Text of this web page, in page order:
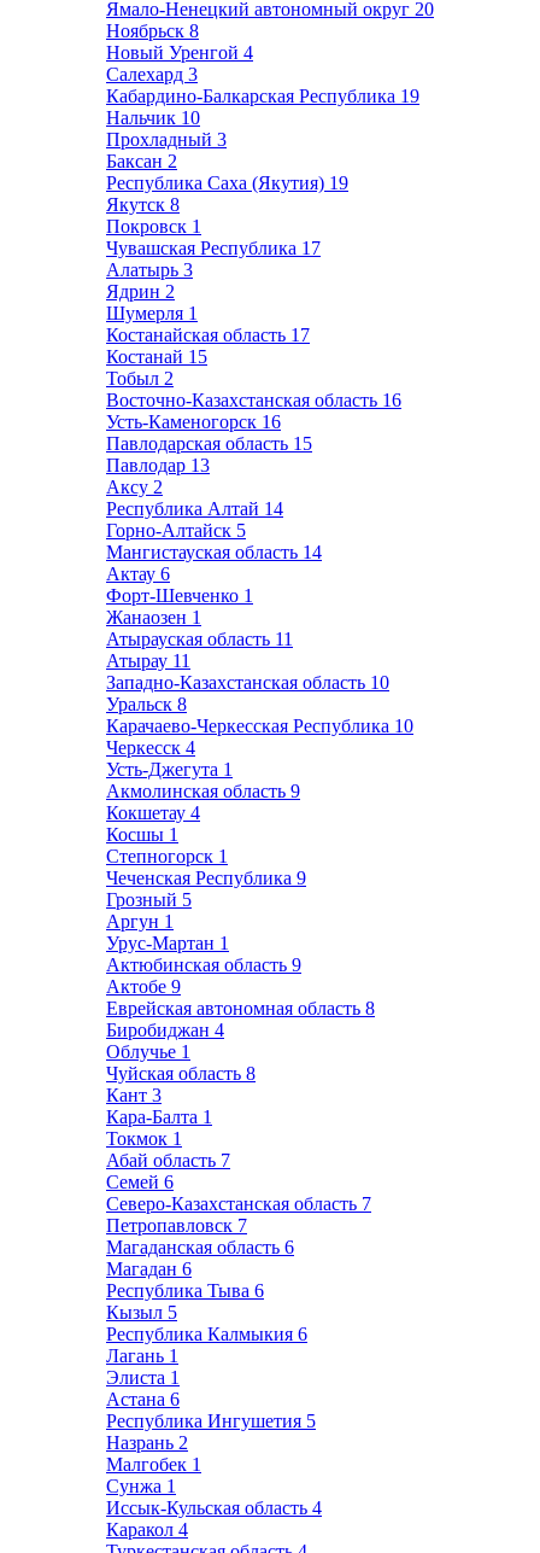
Ямало-Ненецкий автономный округ 20
Ноябрьск 8
Новый Уренгой 4
Салехард 3
Кабардино-Балкарская Республика 19
Нальчик 10
Прохладный 3
Баксан 2
Республика Саха (Якутия) 19
Якутск 8
Покровск 1
Чувашская Республика 17
Алатырь 3
Ядрин 2
Шумерля 1
Костанайская область 17
Костанай 15
Тобыл 2
Восточно-Казахстанская область 16
Усть-Каменогорск 16
Павлодарская область 15
Павлодар 13
Аксу 2
Республика Алтай 14
Горно-Алтайск 5
Мангистауская область 14
Актау 6
Форт-Шевченко 1
Жанаозен 1
Атырауская область 11
Атырау 11
Западно-Казахстанская область 10
Уральск 8
Карачаево-Черкесская Республика 10
Черкесск 4
Усть-Джегута 1
Акмолинская область 9
Кокшетау 4
Косшы 1
Степногорск 1
Чеченская Республика 9
Грозный 5
Аргун 1
Урус-Мартан 1
Актюбинская область 9
Актобе 9
Еврейская автономная область 8
Биробиджан 4
Облучье 1
Чуйская область 8
Кант 3
Кара-Балта 1
Токмок 1
Абай область 7
Семей 6
Северо-Казахстанская область 7
Петропавловск 7
Магаданская область 6
Магадан 6
Республика Тыва 6
Кызыл 5
Республика Калмыкия 6
Лагань 1
Элиста 1
Астана 6
Республика Ингушетия 5
Назрань 2
Малгобек 1
Сунжа 1
Иссык-Кульская область 4
Каракол 4